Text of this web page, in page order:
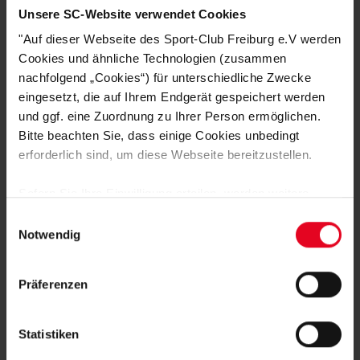
Unsere SC-Website verwendet Cookies
"Auf dieser Webseite des Sport-Club Freiburg e.V werden
Cookies und ähnliche Technologien (zusammen
nachfolgend „Cookies“) für unterschiedliche Zwecke
eingesetzt, die auf Ihrem Endgerät gespeichert werden
und ggf. eine Zuordnung zu Ihrer Person ermöglichen.
Bitte beachten Sie, dass einige Cookies unbedingt
erforderlich sind, um diese Webseite bereitzustellen.
Daten von Ihnen (z.B. persönlichen Identifikatoren oder
IP-Adressen) verarbeitet werden. Durch Klicken auf den
Speicherung aller aufgeführten Cookies und der
Daten für die unten jeweils angegebene Zwecke gem. §
25 Abs. 1 TDDDG, Art. 6 Abs. 1 lit. a DSGVO zu. Sie
Notwendig
Präferenzen
Statistiken
DEINE VORTEILE IN UNSEREM
SHOP